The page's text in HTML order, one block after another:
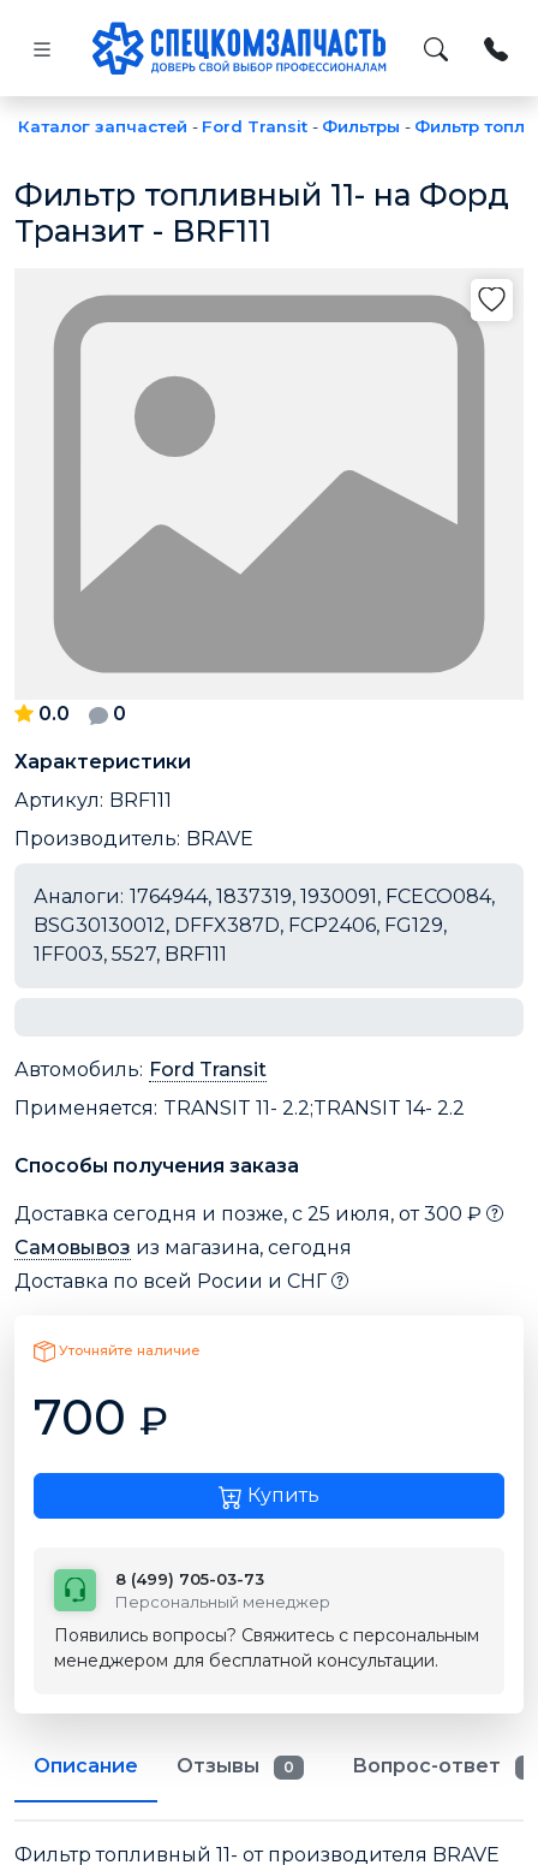
Каталог запчастей - Ford Transit - Фильтры - Фильтр
Фильтр топливный 11- на Форд
Транзит - BRF111
0.0 0
Характеристики
Артикул: BRF111
Производитель: BRAVE
Аналоги: 1764944, 1837319, 1930091, FCECO084,
BSG30130012, DFFX387D, FCP2406, FG129,
1FF003, 5527, BRF111
Автомобиль: Ford Transit
Применяется: TRANSIT 11- 2.2;TRANSIT 14- 2.2
Способы получения заказа
Доставка сегодня и позже, с 25 июля, от 300 ₽
Самовывоз из магазина, сегодня
Доставка по всей Росии и СНГ
Уточняйте наличие
700 ₽
Купить
8 (499) 705-03-73
Персональный менеджер
Появились вопросы? Свяжитесь с персональным
менеджером для бесплатной консультации.
Описание Отзывы 0 Вопрос-ответ
Фильтр топливный 11- от производителя BRAVE